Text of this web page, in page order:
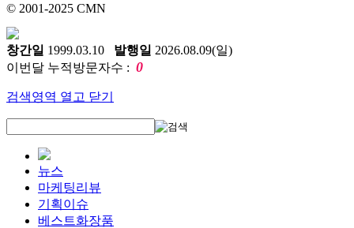
© 2001-2025 CMN
창간일 1999.03.10 발행일 2026.08.09(일)
이번달 누적방문자수 : 0
검색영역 열고 닫기
뉴스
마케팅리뷰
기획이슈
베스트화장품